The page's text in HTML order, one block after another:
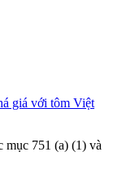
giá với tôm Việt
mục 751 (a) (1) và